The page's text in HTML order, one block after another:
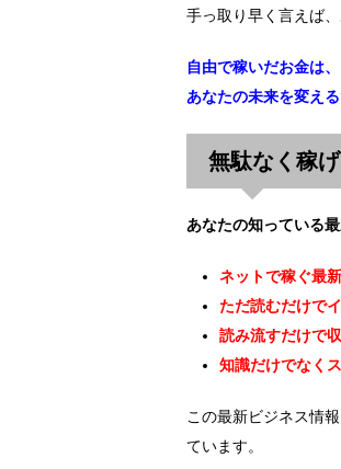
手っ取り早く言えば
自由で稼いだお金は、
あなたの未来を変え
無駄なく稼
あなたの知っている
ネットで稼ぐ最
ただ読むだけで
読み流すだけで
知識だけでなく
この最新ビジネス情
ています。